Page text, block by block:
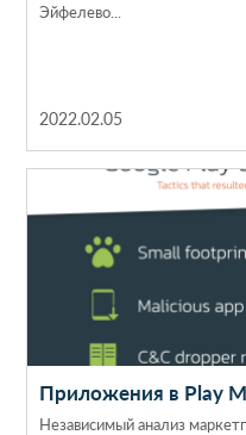
Эйфелево...
2022.02.05
Приложения в Play
Независимый анализ